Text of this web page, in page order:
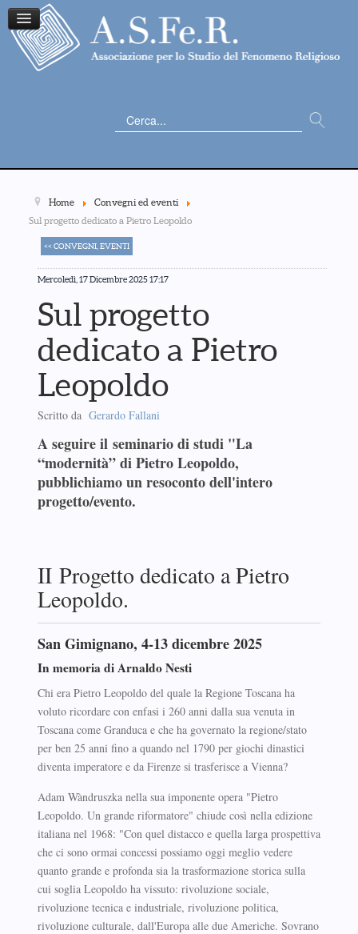
Cerca...
Home
Convegni ed eventi
Sul progetto dedicato a Pietro Leopoldo
<< CONVEGNI, EVENTI
Mercoledì, 17 Dicembre 2025 17:17
Sul progetto
dedicato a Pietro
Leopoldo
Scritto da Gerardo Fallani
A seguire il seminario di studi "La
“modernità” di Pietro Leopoldo,
pubblichiamo un resoconto dell'intero
progetto/evento.
II Progetto dedicato a Pietro
Leopoldo.
San Gimignano, 4-13 dicembre 2025
In memoria di Arnaldo Nesti
Chi era Pietro Leopoldo del quale la Regione Toscana ha
voluto ricordare con enfasi i 260 anni dalla sua venuta in
Toscana come Granduca e che ha governato la regione/stato
per ben 25 anni fino a quando nel 1790 per giochi dinastici
diventa imperatore e da Firenze si trasferisce a Vienna?
Adam Wàndruszka nella sua imponente opera "Pietro
Leopoldo. Un grande riformatore" chiude così nella edizione
italiana nel 1968: "Con quel distacco e quella larga prospettiva
che ci sono ormai concessi possiamo oggi meglio vedere
quanto grande e profonda sia la trasformazione storica sulla
cui soglia Leopoldo ha vissuto: rivoluzione sociale,
rivoluzione tecnica e industriale, rivoluzione politica,
rivoluzione culturale, dall'Europa alle due Americhe. Sovrano